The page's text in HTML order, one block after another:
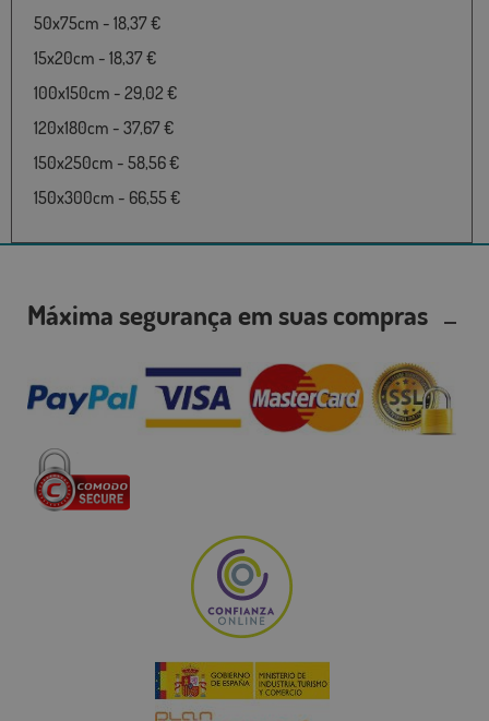
50x75cm - 18,37 €
15x20cm - 18,37 €
100x150cm - 29,02 €
120x180cm - 37,67 €
150x250cm - 58,56 €
150x300cm - 66,55 €
Máxima segurança em suas compras